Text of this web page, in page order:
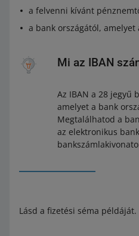
a felvenni kívánt
a bank országától, amelyet
Mi az IBAN
Az IBAN a 28 jegyű
amelyet a bank
Megtalálhatod a
az elektronikus
Lásd a fizetési séma példáját.